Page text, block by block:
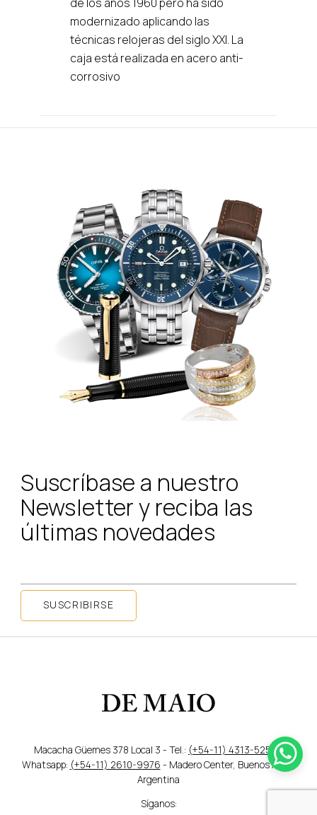
modernizado aplicando las
técnicas relojeras del siglo XXI. La
caja está realizada en acero anti-
corrosivo
Suscríbase a nuestro
Newsletter y reciba las
últimas novedades
SUSCRIBIRSE
Macacha Güemes 378 Local 3 - Tel.: (+54-11) 4313-5259/
Whatsapp: (+54-11) 2610-9976 - Madero Center, Buenos Aires,
Argentina
Síganos: